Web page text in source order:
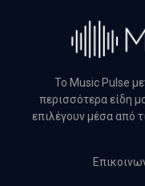
Το Music Pulse
περισσότερα είδη
επιλέγουν μέσα από